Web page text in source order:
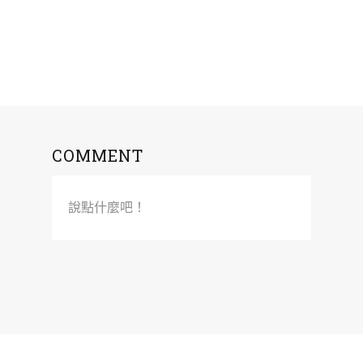
COMMENT
說點什麼吧！